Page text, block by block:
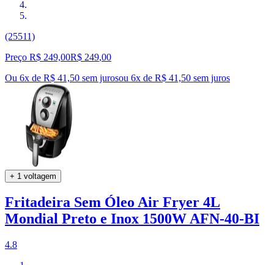
(25511)
Preço R$ 249,00R$ 249,00
Ou 6x de R$ 41,50 sem jurosou 6x de R$ 41,50 sem juros
+ 1 voltagem
Fritadeira Sem Óleo Air Fryer 4L
Mondial Preto e Inox 1500W AFN-40-BI
4.8